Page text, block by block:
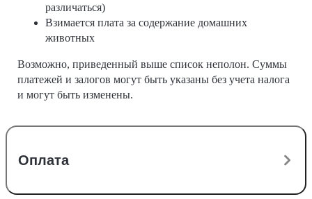
различаться)
Взимается плата за содержание домашних
животных
Возможно, приведенный выше список неполон. Суммы
платежей и залогов могут быть указаны без учета налога
и могут быть изменены.
Оплата